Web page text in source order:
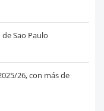
Sao Paulo
26, con más de